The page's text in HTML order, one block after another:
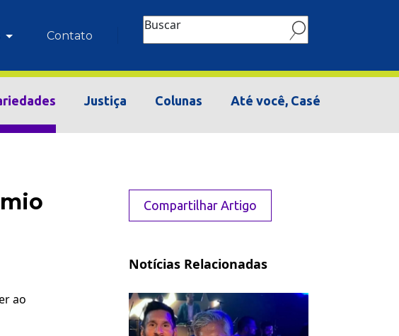
Contato
Buscar
Justiça Colunas Até você, Casé
ao
Compartilhar Artigo
Notícias Relacionadas